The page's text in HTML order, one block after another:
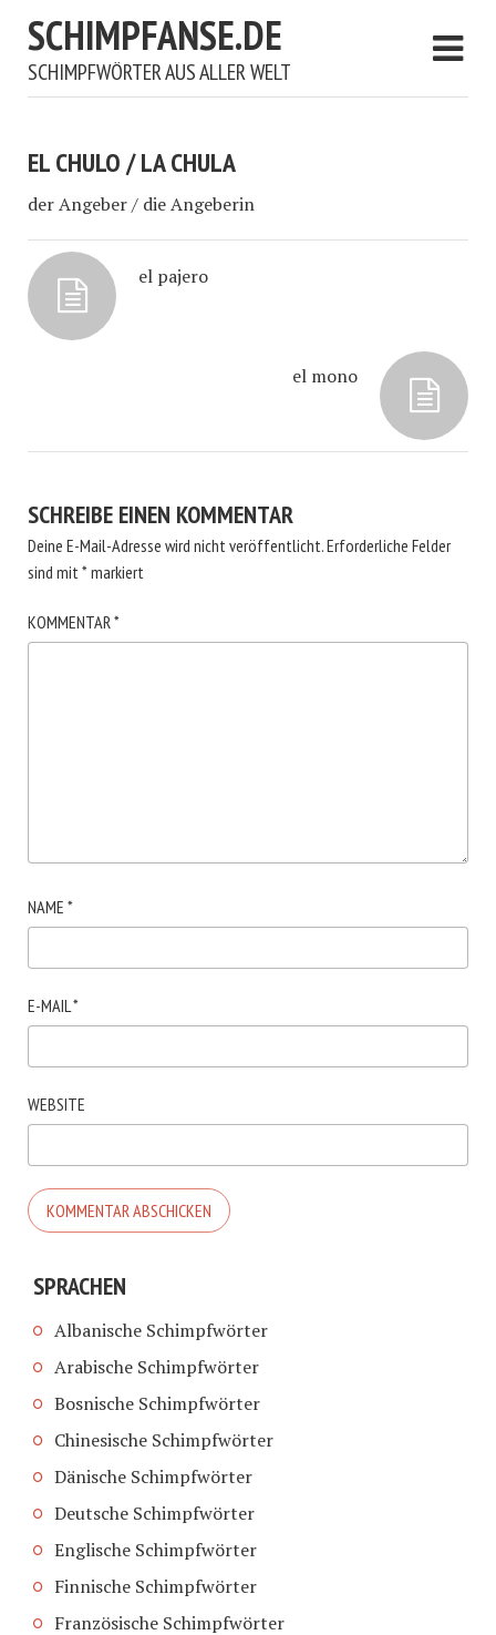
SCHIMPFANSE.DE
SCHIMPFWÖRTER AUS ALLER WELT
EL CHULO / LA CHULA
der Angeber / die Angeberin
el pajero
el mono
SCHREIBE EINEN KOMMENTAR
Deine E-Mail-Adresse wird nicht veröffentlicht.Erforderliche Felder
sind mit*markiert
KOMMENTAR*
NAME *
E-MAIL*
WEBSITE
SPRACHEN
Albanische Schimpfwörter
Arabische Schimpfwörter
Bosnische Schimpfwörter
Chinesische Schimpfwörter
Dänische Schimpfwörter
Deutsche Schimpfwörter
Englische Schimpfwörter
Finnische Schimpfwörter
Französische Schimpfwörter